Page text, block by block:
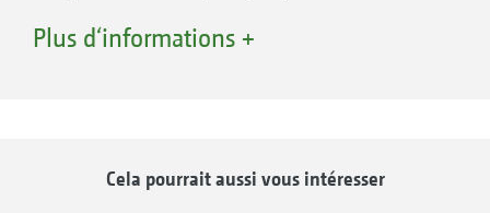
Capacité de cuve (l):
Plus d‘informations +
Cela pourrait aussi vous intéresser